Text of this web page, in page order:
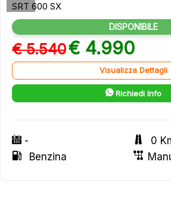
SRT 600 SX
DISPONIBILE
€ 5.540€ 4.990
Visualizza Dettagli
Richiedi Info
-
0
Benzina